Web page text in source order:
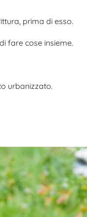
prima di esso.
fare cose insieme.
urbanizzato.